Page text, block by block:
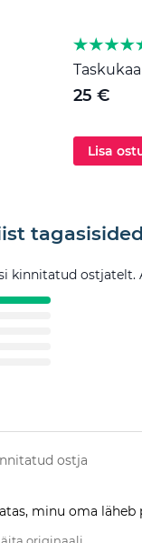
25 €
Lisa
kinnitatud ostjatelt.
ostja
minu oma läheb